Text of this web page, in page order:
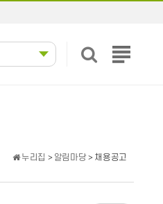
전
누리집 > 알림마당 > 채용공고